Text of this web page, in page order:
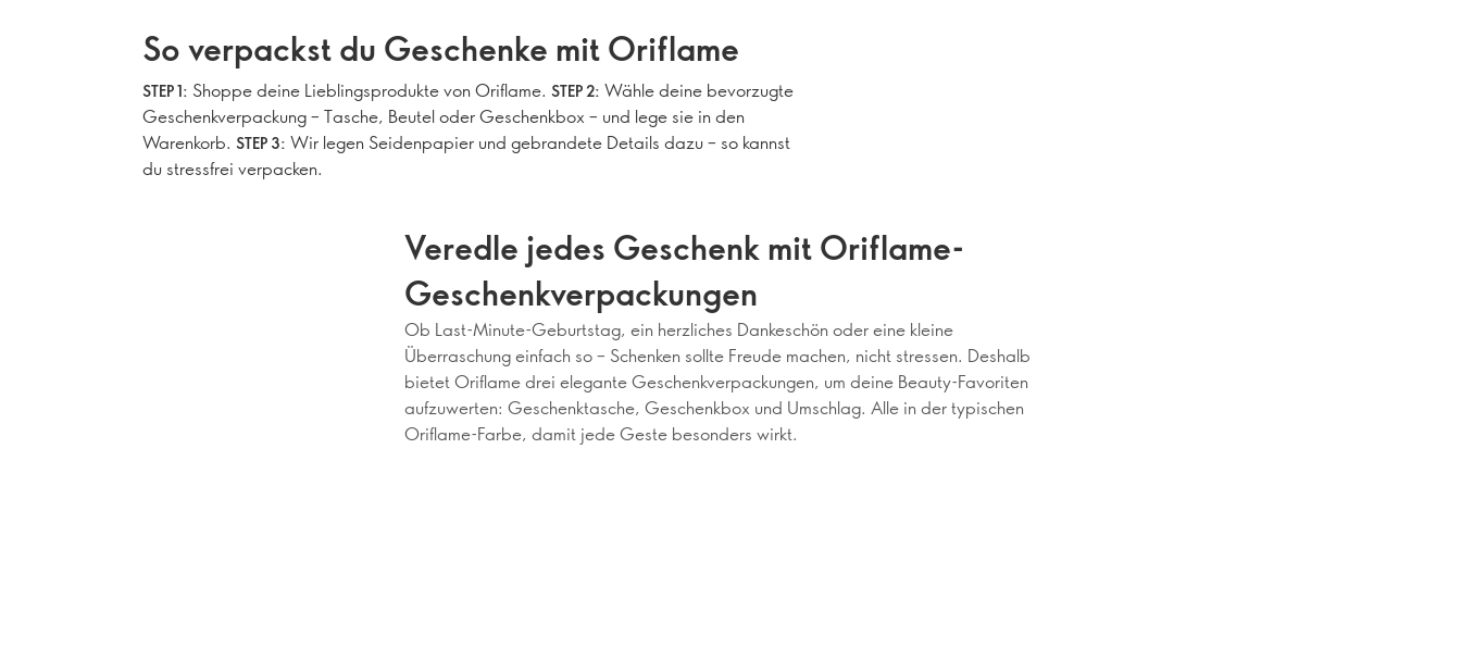
So verpackst du Geschenke mit Oriflame
STEP 1: Shoppe deine Lieblingsprodukte von Oriflame. STEP 2: Wähle deine bevorzugte
Geschenkverpackung – Tasche, Beutel oder Geschenkbox – und lege sie in den
Warenkorb. STEP 3: Wir legen Seidenpapier und gebrandete Details dazu – so kannst
du stressfrei verpacken.
Veredle jedes Geschenk mit Oriflame-
Geschenkverpackungen
Ob Last-Minute-Geburtstag, ein herzliches Dankeschön oder eine kleine
Überraschung einfach so – Schenken sollte Freude machen, nicht stressen. Deshalb
bietet Oriflame drei elegante Geschenkverpackungen, um deine Beauty-Favoriten
aufzuwerten: Geschenktasche, Geschenkbox und Umschlag. Alle in der typischen
Oriflame-Farbe, damit jede Geste besonders wirkt.